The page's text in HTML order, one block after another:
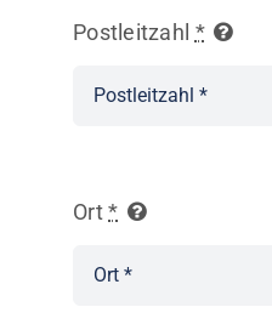
Postleitzahl *
Ort*